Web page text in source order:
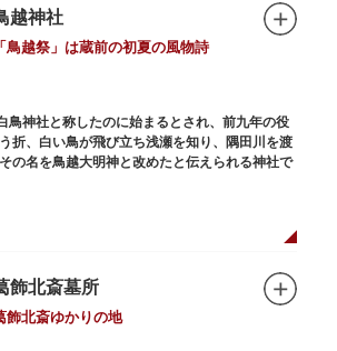
越神社
「鳥越祭」は蔵前の初夏の風物詩
鳥神社と称したのに始まるとされ、前九年の役
折、白い鳥が飛び立ち浅瀬を知り、隅田川を渡
の名を鳥越大明神と改めたと伝えられる神社で
ら成り、約2万坪の広大な敷地を所領していま
する蔵や、大名屋敷などを建てるために没収さ
入道中では、提灯に照らされた神輿が荘厳かつ
す。例年、数十万人の人出があり、多くの観客
になっています。
月星紋がデザインされた御朱印帳の販売や、鳥
飾北斎墓所
飾北斎ゆかりの地